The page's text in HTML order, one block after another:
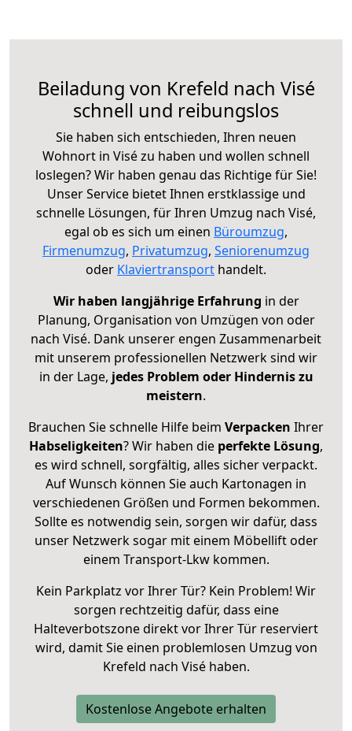
Beiladung von Krefeld nach Visé
schnell und reibungslos
Sie haben sich entschieden, Ihren neuen
Wohnort in Visé zu haben und wollen schnell
loslegen? Wir haben genau das Richtige für Sie!
Unser Service bietet Ihnen erstklassige und
schnelle Lösungen, für Ihren Umzug nach Visé,
egal ob es sich um einen Büroumzug,
Firmenumzug, Privatumzug, Seniorenumzug
oder Klaviertransport handelt.
Wir haben langjährige Erfahrung in der
Planung, Organisation von Umzügen von oder
nach Visé. Dank unserer engen Zusammenarbeit
mit unserem professionellen Netzwerk sind wir
in der Lage, jedes Problem oder Hindernis zu
meistern.
Brauchen Sie schnelle Hilfe beim Verpacken Ihrer
Habseligkeiten? Wir haben die perfekte Lösung,
es wird schnell, sorgfältig, alles sicher verpackt.
Auf Wunsch können Sie auch Kartonagen in
verschiedenen Größen und Formen bekommen.
Sollte es notwendig sein, sorgen wir dafür, dass
unser Netzwerk sogar mit einem Möbellift oder
einem Transport-Lkw kommen.
Kein Parkplatz vor Ihrer Tür? Kein Problem! Wir
sorgen rechtzeitig dafür, dass eine
Halteverbotszone direkt vor Ihrer Tür reserviert
wird, damit Sie einen problemlosen Umzug von
Krefeld nach Visé haben.
Kostenlose Angebote erhalten